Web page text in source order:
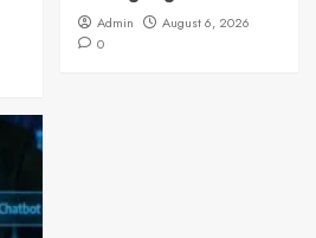
Admin
August 6, 2026
0